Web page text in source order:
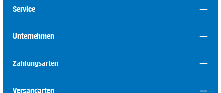
Service
Unternehmen
Zahlungsarten
Versandarten